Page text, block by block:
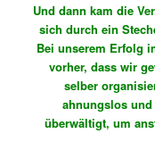
Und dann kam die
sich durch ein
Bei unserem Erfolg
vorher, dass wir
selber
ahnungslos
überwältigt, um